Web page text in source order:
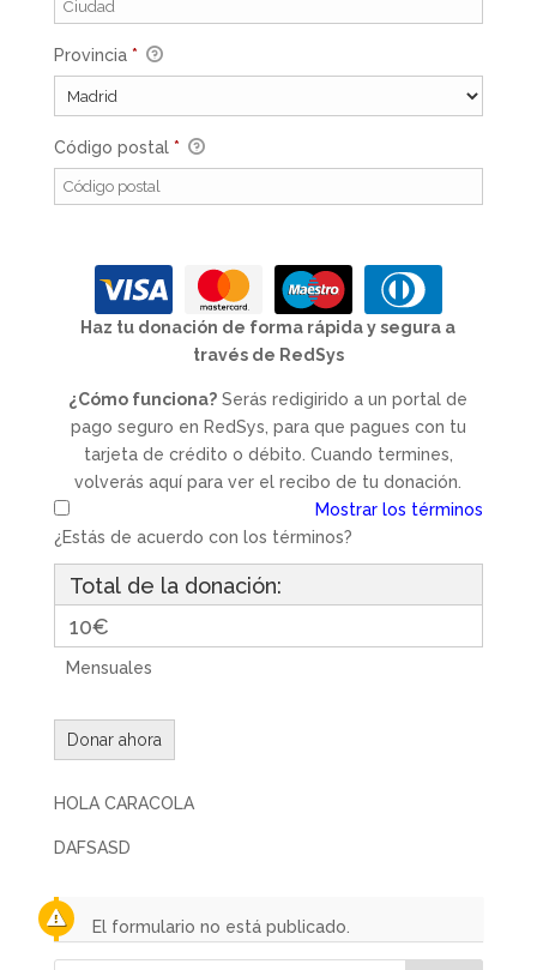
Provincia *
Código postal *
Haz tu donación de forma rápida y segura a
través de RedSys
¿Cómo funciona? Serás redigirido a un portal de
pago seguro en RedSys, para que pagues con tu
tarjeta de crédito o débito. Cuando termines,
volverás aquí para ver el recibo de tu donación.
Mostrar los términos
¿Estás de acuerdo con los términos?
Total de la donación:
10€
Mensuales
HOLA CARACOLA
DAFSASD
El formulario no está publicado.